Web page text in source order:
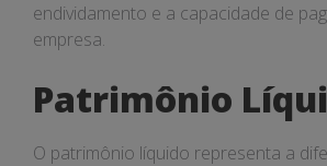
endividamento e a capacidade de
empresa.
Patrimônio
O patrimônio líquido representa a